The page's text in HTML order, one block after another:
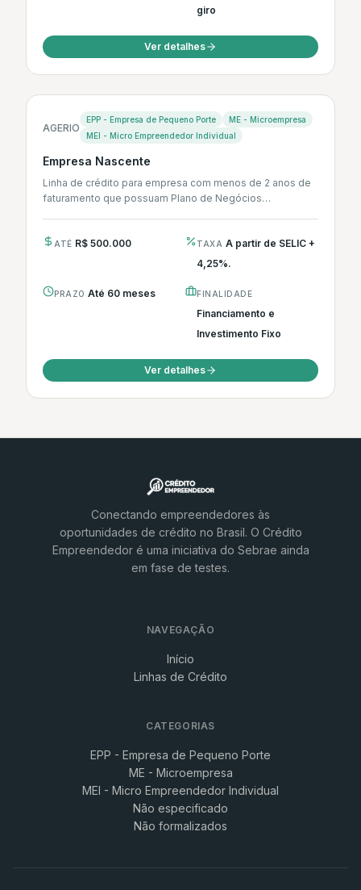
giro
Ver detalhes
AGERIO
EPP - Empresa de Pequeno Porte
ME - Microempresa
MEI - Micro Empreendedor Individual
Empresa Nascente
Linha de crédito para empresa com menos de 2 anos de
faturamento que possuam Plano de Negócios
ATÉ R$ 500.000 TAXA A partir de SELIC +
4,25%.
PRAZO Até 60 meses FINALIDADE
Financiamento e
Investimento Fixo
Ver detalhes
Conectando empreendedores às
oportunidades de crédito no Brasil. O Crédito
Empreendedor é uma iniciativa do Sebrae ainda
em fase de testes.
NAVEGAÇÃO
Início
Linhas de Crédito
CATEGORIAS
EPP - Empresa de Pequeno Porte
ME - Microempresa
MEI - Micro Empreendedor Individual
Não especificado
Não formalizados